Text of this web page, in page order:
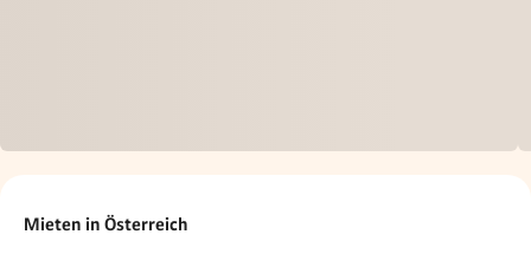
Mieten in Österreich